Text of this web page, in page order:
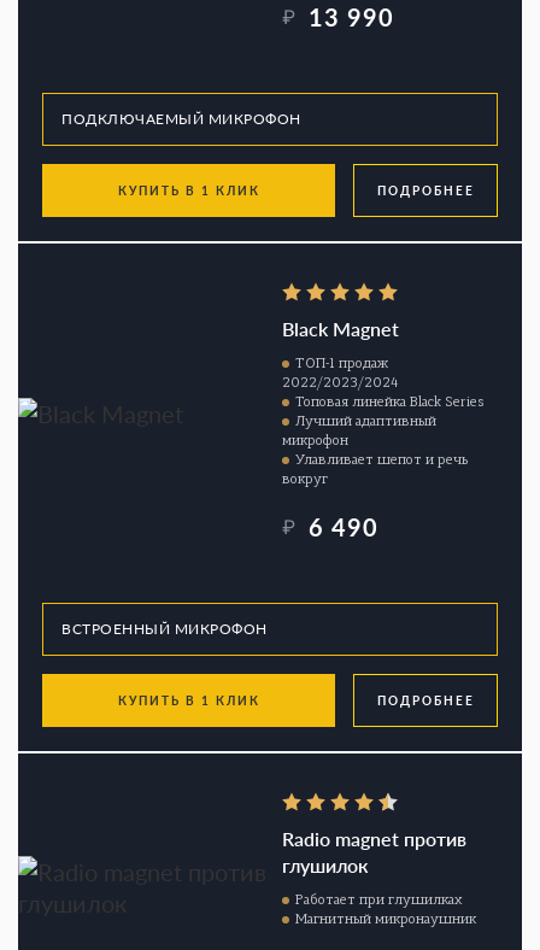
₽ 13 990
КУПИТЬ В 1 КЛИК ПОДРОБНЕЕ
Black Magnet
ТОП-1 продаж
2022/2023/2024
Топовая линейка Black Series
Лучший адаптивный
микрофон
Улавливает шепот и речь
вокруг
₽ 6 490
КУПИТЬ В 1 КЛИК ПОДРОБНЕЕ
Radio magnet против
глушилок
Работает при глушилках
Магнитный микронаушник